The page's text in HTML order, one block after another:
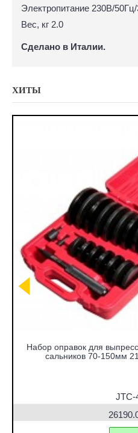
Электропитание 230В/
Вес, кг 2.0
Сделано в Италии.
ХИТЫ
Набор оправок для
сальников 70-150мм
JTC-